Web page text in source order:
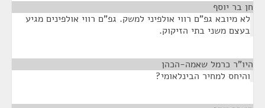
חן בר יוסף
לא מיובא גפ"ם רווי אולפיני למשק. גפ"ם רווי אולפינים מגיע
בעצם משני בתי הזיקוק.
היו"ר כרמל שאמה-הכהן
והיחס למחיר הבינלאומי?